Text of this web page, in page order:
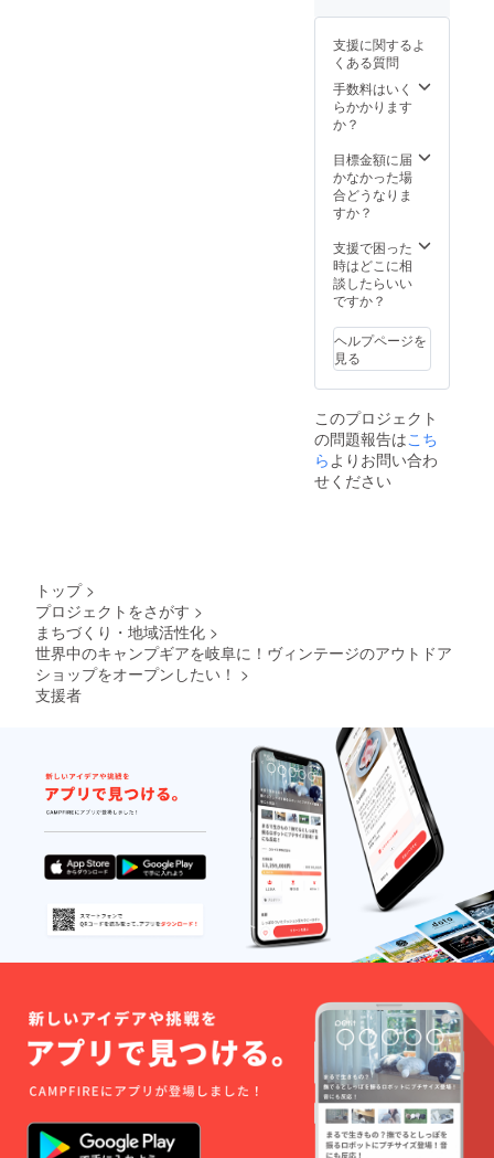
外のお
みえな
いの
で、
ゆっく
りとド
を飲み
ながら
お話し
しま
う）
ます。
をいた
しま
す。 ※
備考欄
に出店
したい
品をご
記入く
ださ
トドア
グッズ
販売、
ハンド
アクセ
サリー
販売・
物づく
験、地
酒販
売、革
製品
な？な
一度ご
相談く
ださ
い！
キャン
プギア
は、提
供もし
くはレ
ンタル
願いい
たしま
す。
アウト
ドア仲
間にな
りま
しょ
う！ イ
や
YouTub
eでイベ
アップ
してい
きます
ので、
YouTub
eやSNS
に
GARA
ンプ部
のメン
バーと
して、
出演も
進めた
たり
と、大
変です
がきっ
と楽し
くなり
ます！
（リ
モート
での会
議でも
対応可
能で
す！）
に最高
のイベ
ントを
楽しみ
ましょ
う。
（一緒
にキャ
ンプイ
てほし
やイ
メージ
を送っ
てもら
えれ
SNSの
アイコ
ンなど
にぴっ
イラス
トを丁
寧に描
きあげ
世界に
ひとつ
のなな
み作ア
をぜ
ひ。
※png or
jpg形式
でのお
ンで使
いたい
伝えく
ださ
い。 ※
ご希望
に添え
るよう
に全力
で頑張
ります
が、修
正は一
度まで
でお願
い致し
支援に関するよ
くある質問
手数料はいく
らかかります
か？
目標金額に届
かなかった場
合どうなりま
すか？
支援で困った
時はどこに相
談したらいい
ですか？
ヘルプページを
見る
このプロジェクト
の問題報告はこち
ら よりお問い合わ
せください
トップ >
プロジェクトをさがす >
まちづくり・地域活性化 >
世界中のキャンプギアを岐阜に！ヴィンテージのアウトドア
ショップをオープンしたい！ >
支援者